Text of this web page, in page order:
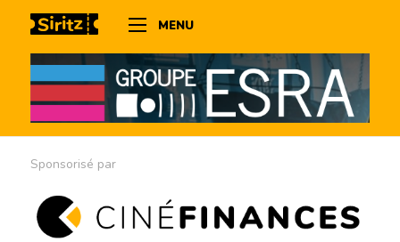
MENU
Sponsorisé par